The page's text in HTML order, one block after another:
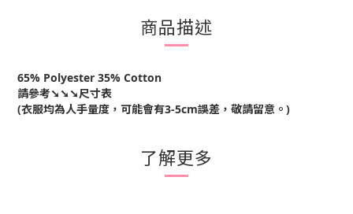
商品描述
65% Polyester 35% Cotton
請參考➘➘➘尺寸表
(衣服均為人手量度，可能會有3-5cm誤差，敬請留意。)
了解更多